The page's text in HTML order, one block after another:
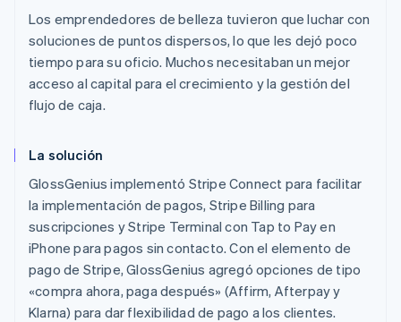
Los emprendedores de belleza tuvieron que luchar con
soluciones de puntos dispersos, lo que les dejó poco
tiempo para su oficio. Muchos necesitaban un mejor
acceso al capital para el crecimiento y la gestión del
flujo de caja.
La solución
GlossGenius implementó Stripe Connect para facilitar
la implementación de pagos, Stripe Billing para
suscripciones y Stripe Terminal con Tap to Pay en
iPhone para pagos sin contacto. Con el elemento de
pago de Stripe, GlossGenius agregó opciones de tipo
«compra ahora, paga después» (Affirm, Afterpay y
Klarna) para dar flexibilidad de pago a los clientes.
Alemania
Deutsch English
Australia
English
Austria
DeutschEnglish
Bélgica